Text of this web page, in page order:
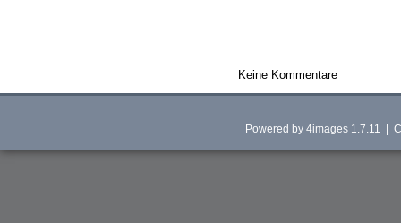
Keine Kommentare
Powered by 4images1.7.11 |